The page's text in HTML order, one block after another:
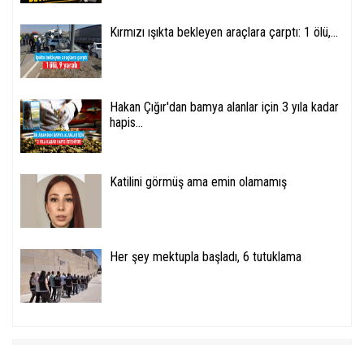
Kırmızı ışıkta bekleyen araçlara çarptı: 1 ölü,...
Hakan Çığır'dan bamya alanlar için 3 yıla kadar
hapis...
Katilini görmüş ama emin olamamış
Her şey mektupla başladı, 6 tutuklama